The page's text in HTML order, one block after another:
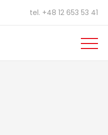
tel. +48 12 653 53 41